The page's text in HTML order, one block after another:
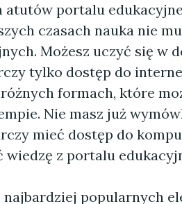
atutów portalu
czasach nauka nie
Możesz uczyć się w
tylko dostęp do
formach, które
Nie masz już
mieć dostęp do
wiedzę z portalu
najbardziej popularnych